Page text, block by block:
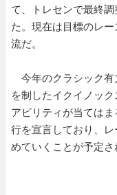
て、トレセンで最終
た。現在は目標のレ
流だ。
今年のクラシック有
を制したイクイノッ
アビリティが当ては
行を宣言しており、
めていくことが予定さ